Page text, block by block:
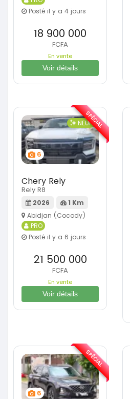
Posté il y a 4 jours
18 900 000
FCFA
En vente
Voir détails
6
NEUF
Chery Rely
Rely R8
2026
1 Km
Abidjan (Cocody)
PRO
Posté il y a 6 jours
21 500 000
FCFA
En vente
Voir détails
SPÉCIAL
6
SPÉCIAL